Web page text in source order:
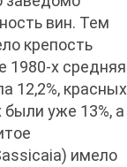
вин. Тем
крепость
1980-х средняя
12,2%, красных
уже 13%, а
имело